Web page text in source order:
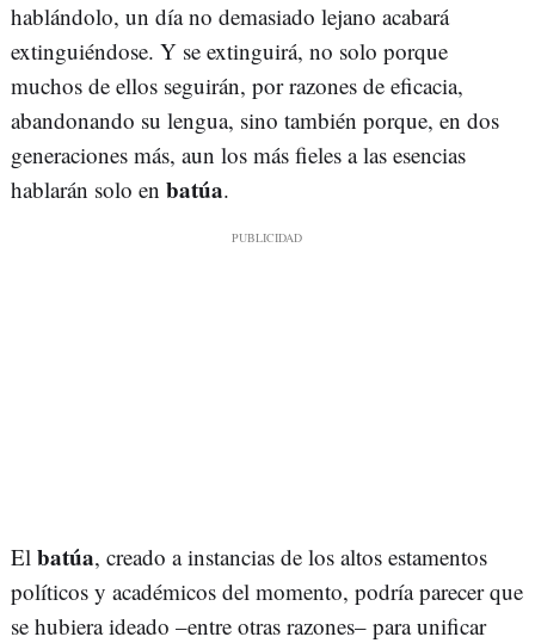
hablándolo, un día no demasiado lejano acabará
extinguiéndose. Y se extinguirá, no solo porque
muchos de ellos seguirán, por razones de eficacia,
abandonando su lengua, sino también porque, en dos
generaciones más, aun los más fieles a las esencias
hablarán solo en batúa.
El batúa, creado a instancias de los altos estamentos
políticos y académicos del momento, podría parecer que
se hubiera ideado –entre otras razones– para unificar